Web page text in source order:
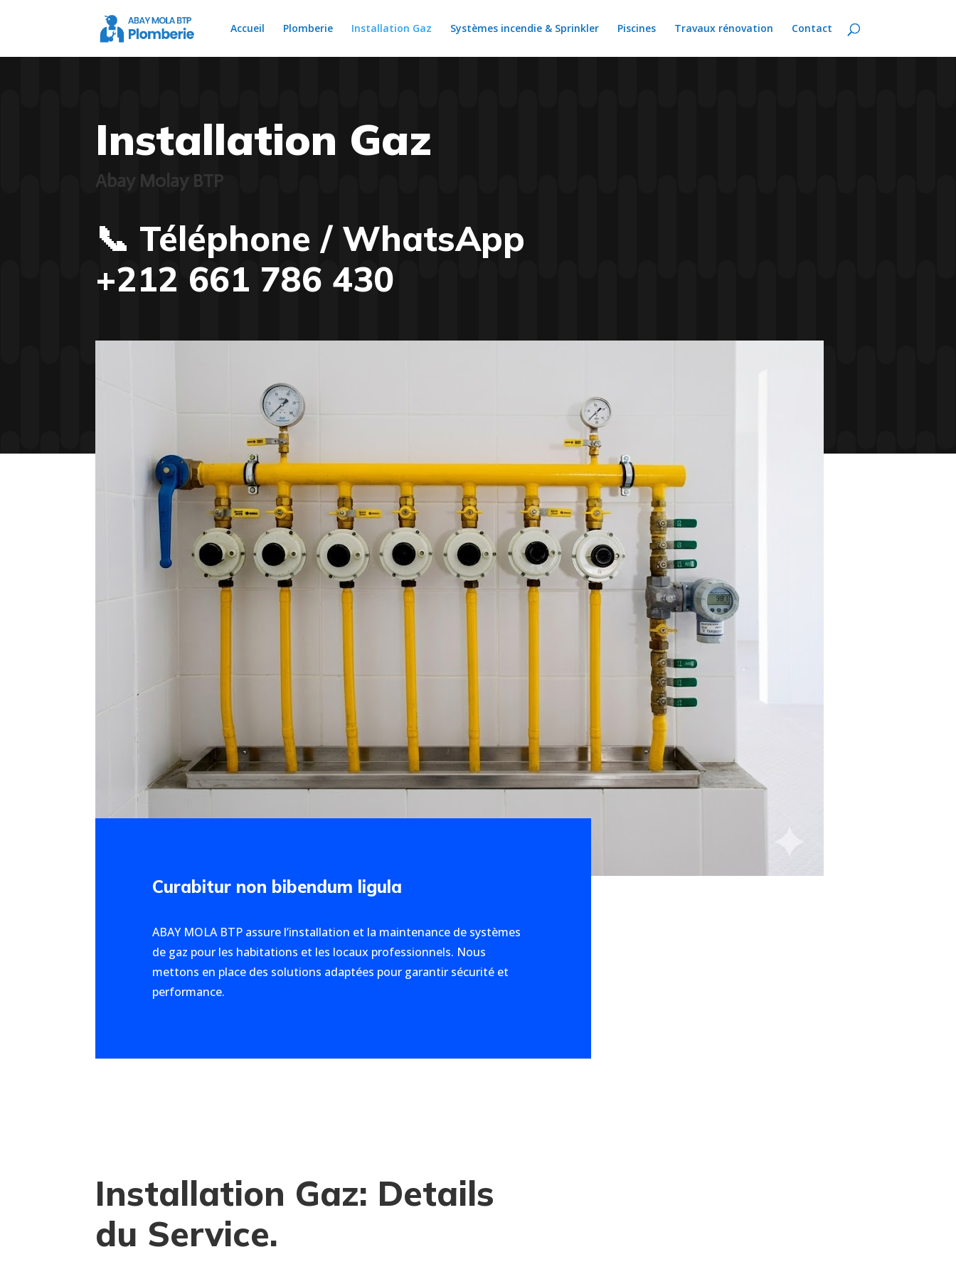
Accueil Plomberie Installation Gaz Systèmes incendie & Sprinkler Piscines Travaux rénovation Contact
Installation Gaz
Abay Molay BTP
📞 Téléphone / WhatsApp
+212 661 786 430
Curabitur non bibendum ligula
ABAY MOLA BTP assure l’installation et la maintenance de systèmes
de gaz pour les habitations et les locaux professionnels. Nous
mettons en place des solutions adaptées pour garantir sécurité et
performance.
Installation Gaz: Details
du Service.